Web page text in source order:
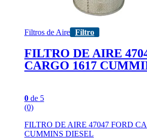
Filtros de Aire Filtro
FILTRO DE AIRE
CARGO 1617
0 de 5
(0)
FILTRO DE AIRE 47047 FORD
CUMMINS DIESEL